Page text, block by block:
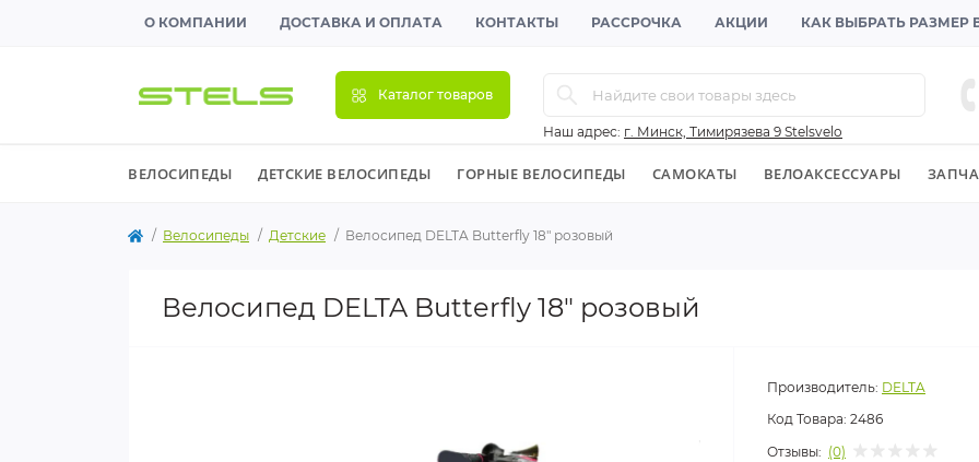
О КОМПАНИИ ДОСТАВКА И ОПЛАТА КОНТАКТЫ РАССРОЧКА АКЦИИ КАК ВЫБРАТЬ РАЗМЕР
Каталог товаров
Наш адрес: г. Минск, Тимирязева 9 Stelsvelo
ВЕЛОСИПЕДЫ ДЕТСКИЕ ВЕЛОСИПЕДЫ ГОРНЫЕ ВЕЛОСИПЕДЫ CАМОКАТЫ ВЕЛОАКСЕССУАРЫ
Велосипеды Детские Велосипед DELTA Butterfly 18" розовый
Велосипед DELTA Butterfly 18" розовый
Производитель: DELTA
Код Товара: 2486
Отзывы: (0)